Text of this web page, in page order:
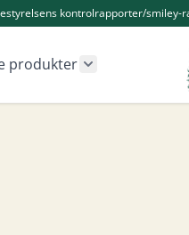
kontrolrapporter/smiley-
for Kander og
produkter
Show